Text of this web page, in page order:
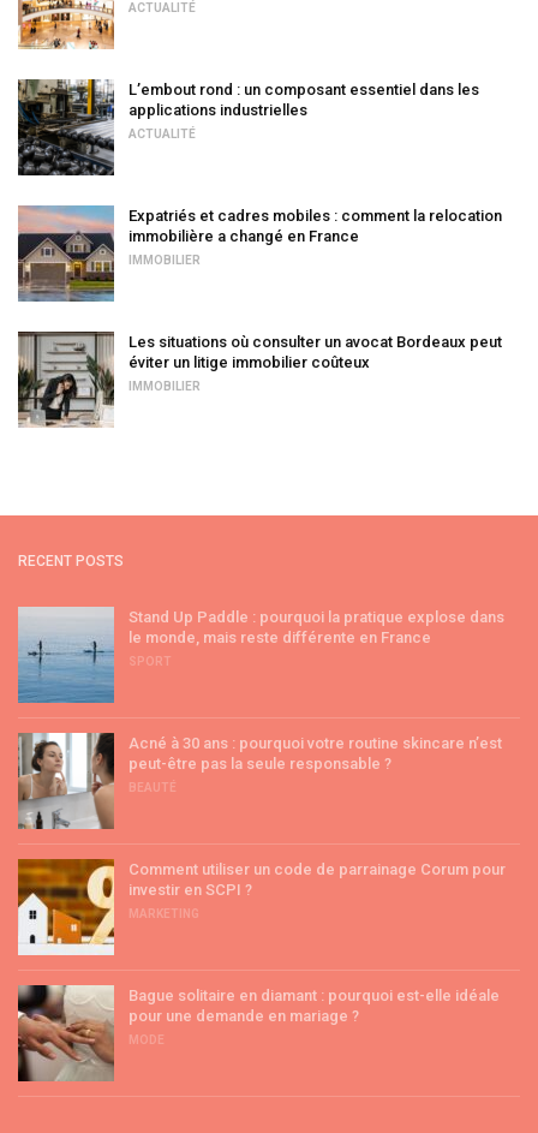
ACTUALITÉ
L’embout rond : un composant essentiel dans les
applications industrielles
ACTUALITÉ
Expatriés et cadres mobiles : comment la relocation
immobilière a changé en France
IMMOBILIER
Les situations où consulter un avocat Bordeaux peut
éviter un litige immobilier coûteux
IMMOBILIER
RECENT POSTS
Stand Up Paddle : pourquoi la pratique explose dans
le monde, mais reste différente en France
SPORT
Acné à 30 ans : pourquoi votre routine skincare n’est
peut-être pas la seule responsable ?
BEAUTÉ
Comment utiliser un code de parrainage Corum pour
investir en SCPI ?
MARKETING
Bague solitaire en diamant : pourquoi est-elle idéale
pour une demande en mariage ?
MODE